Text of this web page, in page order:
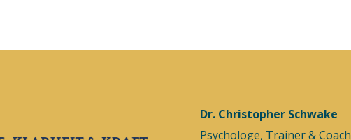
Dr. Christopher Schwake
Psychologe, Trainer & Coach